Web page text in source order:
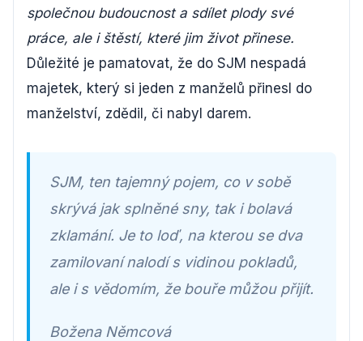
společnou budoucnost a sdílet plody své
práce, ale i štěstí, které jim život přinese.
Důležité je pamatovat, že do SJM nespadá
majetek, který si jeden z manželů přinesl do
manželství, zdědil, či nabyl darem.
SJM, ten tajemný pojem, co v sobě
skrývá jak splněné sny, tak i bolavá
zklamání. Je to loď, na kterou se dva
zamilovaní nalodí s vidinou pokladů,
ale i s vědomím, že bouře můžou přijít.
Božena Němcová